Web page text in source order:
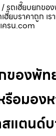
/รถเฮี๊ยบยกของ
ฮี๊ยบราคาถูก เ
ครน.com
ของพัท
รือมอง
สแตนด์